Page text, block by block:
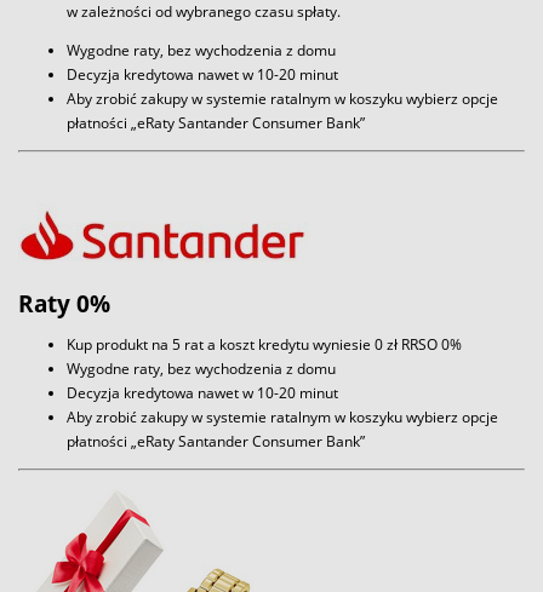
w zależności od wybranego czasu spłaty.
Wygodne raty, bez wychodzenia z domu
Decyzja kredytowa nawet w 10-20 minut
Aby zrobić zakupy w systemie ratalnym w koszyku wybierz opcje
płatności „eRaty Santander Consumer Bank”
Raty 0%
Kup produkt na 5 rat a koszt kredytu wyniesie 0 zł RRSO 0%
Wygodne raty, bez wychodzenia z domu
Decyzja kredytowa nawet w 10-20 minut
Aby zrobić zakupy w systemie ratalnym w koszyku wybierz opcje
płatności „eRaty Santander Consumer Bank”